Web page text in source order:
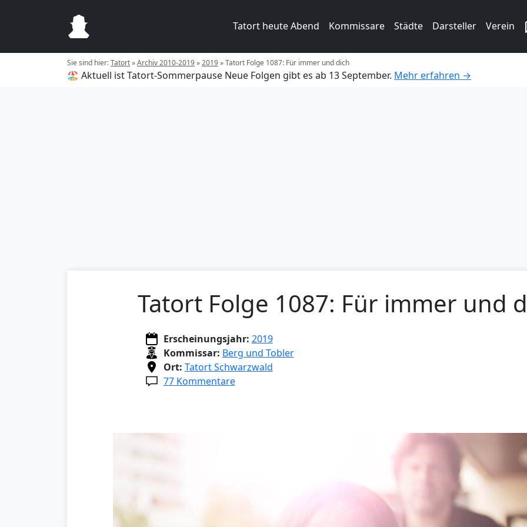
Tatort heute Abend Kommissare Städte Darsteller Verein
Sie sind hier:Tatort»Archiv 2010-2019»2019»Tatort Folge 1087: Für immer und dich
🏖️ Aktuell ist Tatort-Sommerpause Neue Folgen gibt es ab 13 September. Mehr erfahren →
Tatort Folge 1087: Für immer und
Erscheinungsjahr: 2019
Kommissar: Berg und Tobler
Ort: Tatort Schwarzwald
77 Kommentare